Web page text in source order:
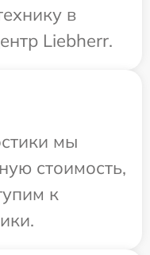
в
Liebherr.
мы
стоимость,
к